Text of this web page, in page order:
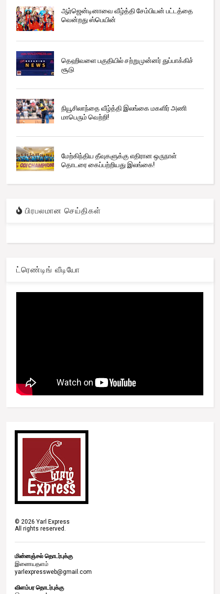
ஆர்ஜென்டினாவை வீழ்த்தி சேம்பியன் பட்டத்தை
வென்றது ஸ்பெயின்
தெஹிவளை பகுதியில் சற்றுமுன்னர் துப்பாக்கிச்
சூடு
நியூசிலாந்தை வீழ்த்தி இலங்கை மகளிர் அணி
மாபெரும் வெற்றி!
மேற்கிந்திய தீவுகளுக்கு எதிரான ஒருநாள்
தொடரை கைப்பற்றியது இலங்கை!
பிரபலமான செய்திகள்
ட்ரெண்டிங் வீடியோ
©2026 Yarl Express
All rights reserved.
மின்னஞ்சல் தொடர்புக்கு
இணையதளம்
yarlexpressweb@gmail.com
விளம்பர தொடர்புக்கு